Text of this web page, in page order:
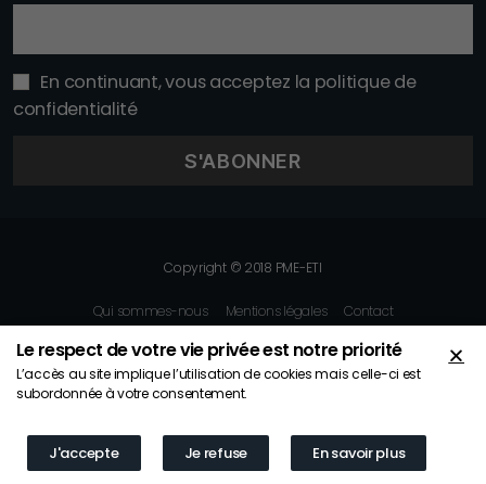
En continuant, vous acceptez la politique de
confidentialité
Copyright © 2018 PME-ETI
Qui sommes-nous Mentions légales Contact
Le respect de votre vie privée est notre priorité
L’accès au site implique l’utilisation de cookies mais celle-ci est
subordonnée à votre consentement.
J'accepte Je refuse En savoir plus